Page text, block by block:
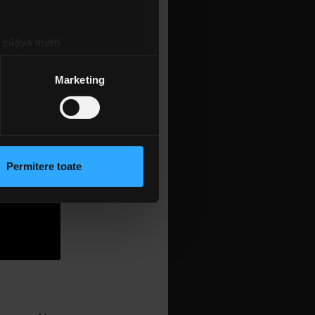
metri
la
secțiunea cu detalii
cu privire la modul în
urma folosirii serviciilor
Marketing
Permitere toate
Țin